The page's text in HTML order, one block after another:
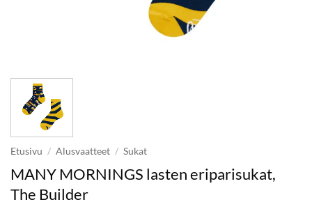
Etusivu / Alusvaatteet / Sukat
MANY MORNINGS lasten eriparisukat,
The Builder